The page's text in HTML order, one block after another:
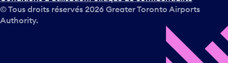
© Tous droits réservés 2026 Greater Toronto Airports
Authority.